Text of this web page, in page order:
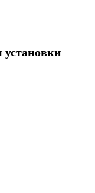
установки